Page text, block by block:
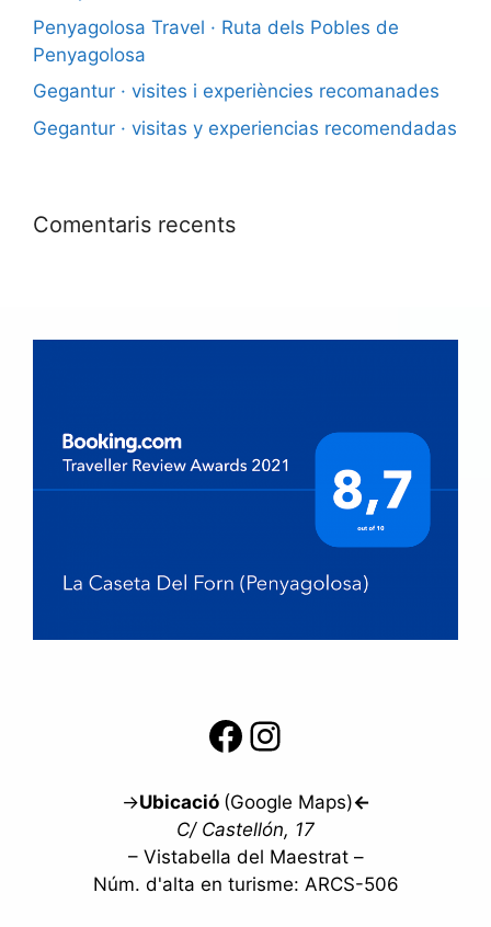
Penyagolosa Travel · Ruta dels Pobles de
Penyagolosa
Gegantur · visites i experiències recomanades
Gegantur · visitas y experiencias recomendadas
Comentaris recents
Facebook
Instagram
→Ubicació (Google Maps)←
C/ Castellón, 17
– Vistabella del Maestrat –
Núm. d'alta en turisme: ARCS-506